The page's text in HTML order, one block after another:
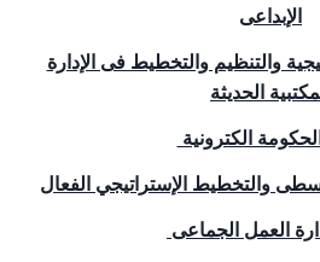
الإبداعى
والتنظيم والتخطيط فى الإدارة
الحديثة
الكترونية
والتخطيط الإستراتيجي الفعال
العمل الجماعى